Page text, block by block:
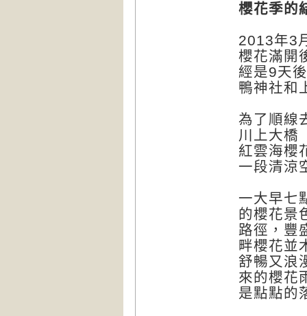
櫻花季的
2013年3
櫻花滿開
經是9天
鴨神社和
為了順線
川上大橋
紅雲海櫻
一段清涼
一大早七
的櫻花景
路徑，豐
畔櫻花並
舒暢又浪
來的櫻花
是點點的